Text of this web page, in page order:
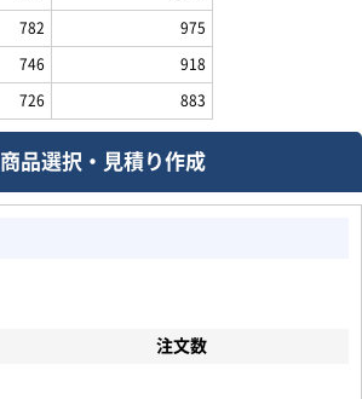
782 975
746 918
726 883
商品選択・見積り作成
注文数